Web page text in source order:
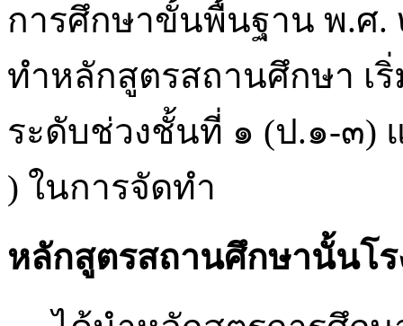
การศึกษาขั้นพื้นฐาน พ.ศ.
ทำหลักสูตรสถานศึกษา เ
ระดับช่วงชั้นที่ ๑ (ป.๑-๓)
) ในการจัดทำ
หลักสูตรสถานศึกษานั้นโร